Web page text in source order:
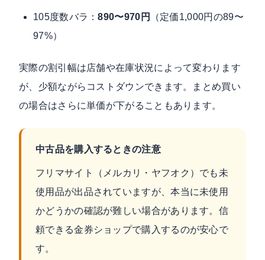
105度数バラ：890〜970円
（定価1,000円の89〜
97%）
実際の割引幅は店舗や在庫状況によって変わります
が、少額ながらコストダウンできます。まとめ買い
の場合はさらに単価が下がることもあります。
中古品を購入するときの注意
フリマサイト（メルカリ・ヤフオク）でも未
使用品が出品されていますが、本当に未使用
かどうかの確認が難しい場合があります。信
頼できる金券ショップで購入するのが安心で
す。